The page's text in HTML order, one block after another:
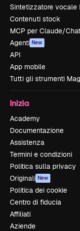
Sintetizzatore vocale
Contenuti stock
MCP per Claude/
Agenti New
API
App mobile
Tutti gli strumenti
Inizia
Academy
Documentazione
Assistenza
Termini e condizioni
Politica sulla privacy
Originali New
Politica dei cookie
Centro di fiducia
Affiliati
Aziende